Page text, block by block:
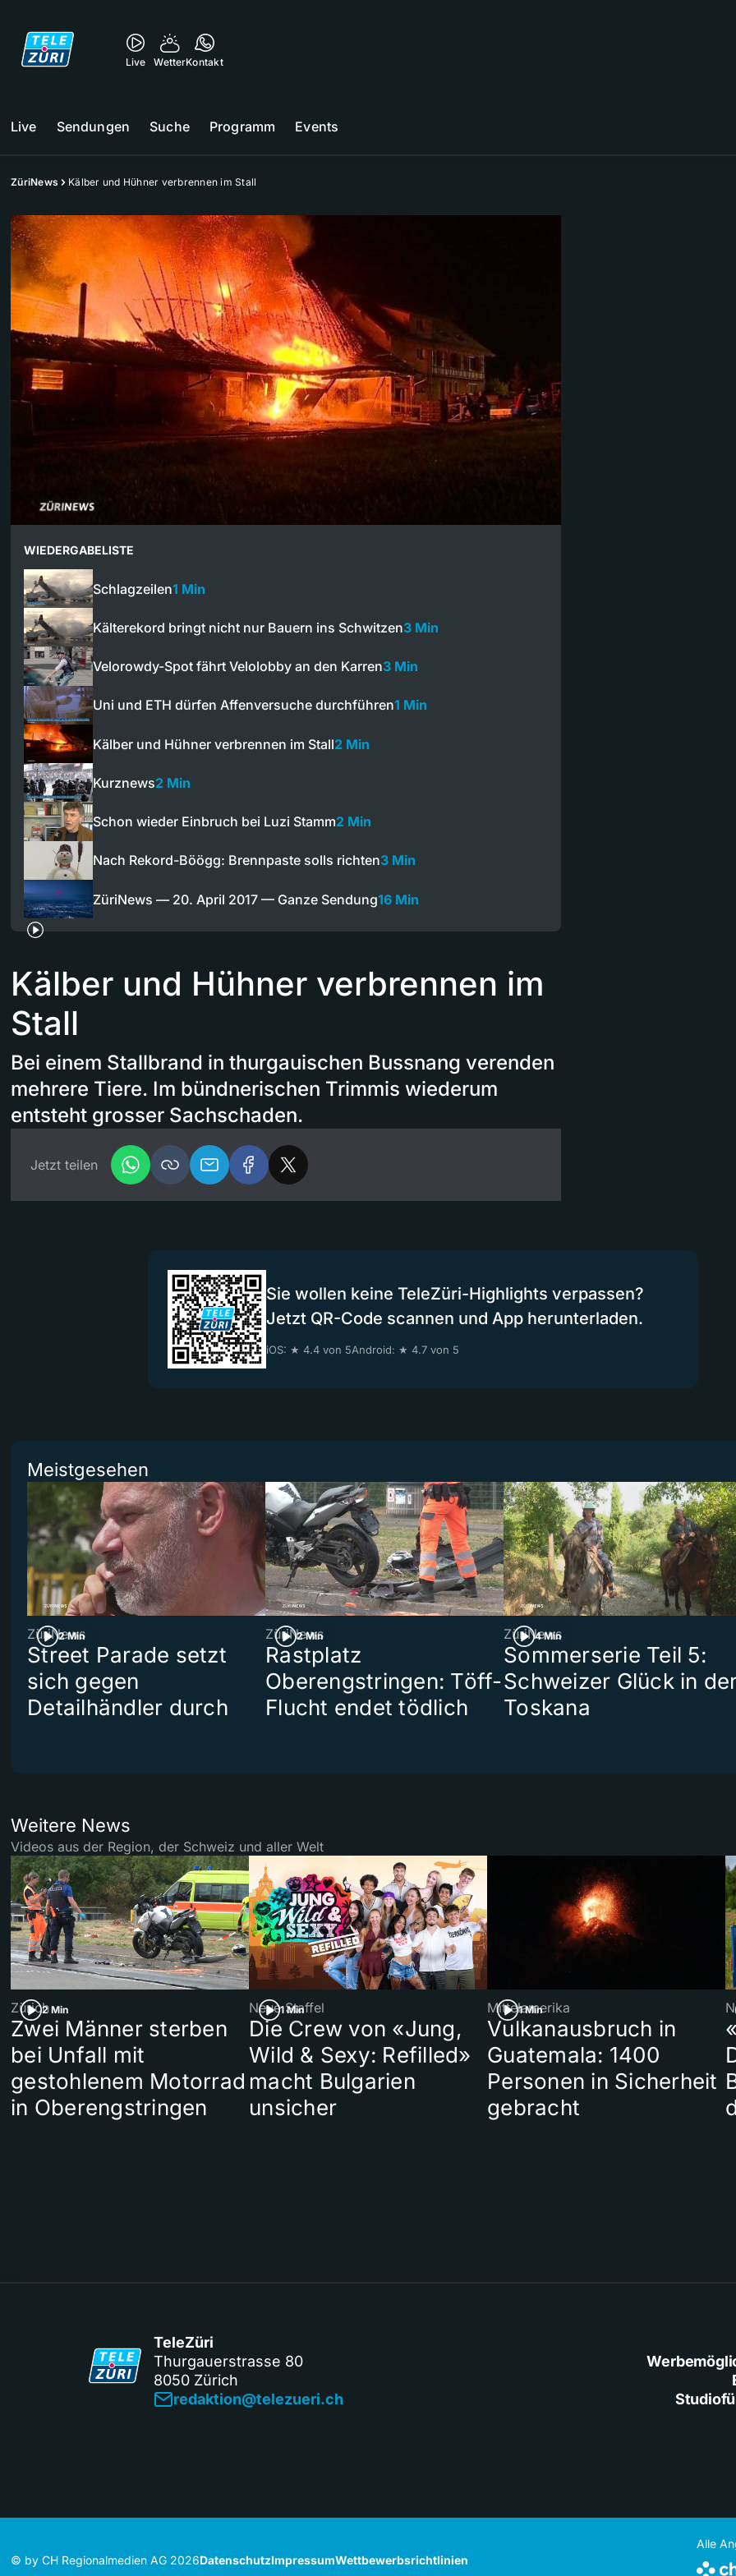
Live WetterKontakt
Live Sendungen Suche Programm Events
ZüriNews Kälber und Hühner verbrennen im Stall
WIEDERGABELISTE
Schlagzeilen1 Min
Kälterekord bringt nicht nur Bauern ins Schwitzen3 Min
Velorowdy-Spot fährt Velolobby an den Karren3 Min
Uni und ETH dürfen Affenversuche durchführen1 Min
Kälber und Hühner verbrennen im Stall2 Min
Kurznews2 Min
Schon wieder Einbruch bei Luzi Stamm2 Min
Nach Rekord-Böögg: Brennpaste solls richten3 Min
ZüriNews — 20. April 2017 — Ganze Sendung16 Min
Kälber und Hühner verbrennen im
Stall
Bei einem Stallbrand in thurgauischen Bussnang verenden
mehrere Tiere. Im bündnerischen Trimmis wiederum
entsteht grosser Sachschaden.
Jetzt teilen
Sie wollen keine TeleZüri-Highlights verpassen?
Jetzt QR-Code scannen und App herunterladen.
iOS: ★ 4.4 von 5Android: ★ 4.7 von 5
Meistgesehen
2 Min
ZüriNews
Street Parade setzt
sich gegen
Detailhändler durch
2 Min
ZüriNews
Rastplatz
Oberengstringen: Töff-
Flucht endet tödlich
4 Min
ZüriNews
Sommerserie Teil 5:
Schweizer Glück in
Toskana
Weitere News
Videos aus der Region, der Schweiz und aller Welt
2 Min
Zürich
Zwei Männer sterben
bei Unfall mit
gestohlenem Motorrad
in Oberengstringen
1 Min
Neue Staffel
Die Crew von «Jung,
Wild & Sexy: Refilled»
macht Bulgarien
unsicher
1 Min
Mittelamerika
Vulkanausbruch in
Guatemala: 1400
Personen in Sicherheit
gebracht
TeleZüri
Thurgauerstrasse 80
8050 Zürich
redaktion@telezueri.ch
© by CH Regionalmedien AG 2026DatenschutzImpressumWettbewerbsrichtlinien
Alle